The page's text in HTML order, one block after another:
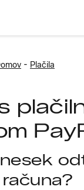
- Plačila